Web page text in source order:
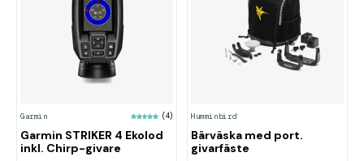
Garmin (4)
Garmin STRIKER 4 Ekolod
inkl. Chirp-givare
Humminbird
Bärväska med port.
givarfäste